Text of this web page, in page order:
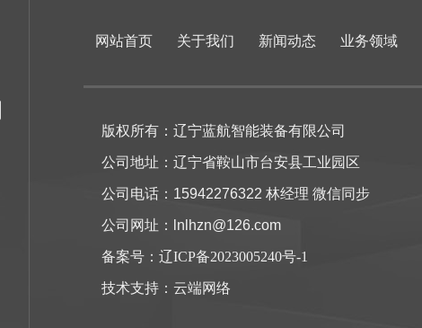
网站首页 关于我们 新闻动态 业务领域
版权所有：辽宁蓝航智能装备有限公司
公司地址：辽宁省鞍山市台安县工业园区
公司电话：15942276322 林经理 微信同步
公司网址：lnlhzn@126.com
备案号： 辽ICP备2023005240号-1
技术支持： 云端网络